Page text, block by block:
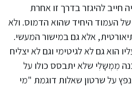
חייב להיגזר בדרך זו אחרת
העמוד היחיד שהוא הדמוס. ולא
אלא גם במישור המעשי.
הוא גם לא לגיטימי וגם לא יצליח
מִמְשָלִי שלא יתבסס כולו על
על שרטון שאלות דוגמת "מי